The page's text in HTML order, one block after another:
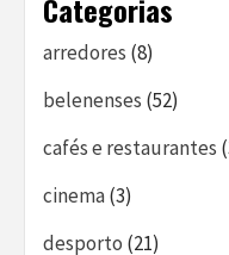
Categorias
arredores (8)
belenenses (52)
cafés e restaurantes
cinema(3)
desporto (21)